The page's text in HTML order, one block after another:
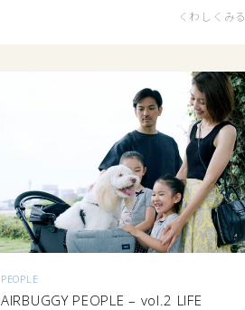
くわしくみる
PEOPLE
AIRBUGGY PEOPLE – vol.2 LIFE